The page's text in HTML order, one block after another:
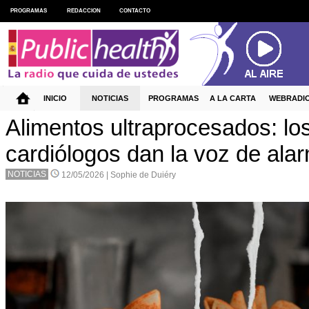
Alimentos ultraprocesados:
cardiólogos dan la voz de
NOTICIAS 12/05/2026 | Sophie de Duiéry
PROGRAMAS REDACCION CONTACTO
INICIO NOTICIAS PROGRAMAS A LA CARTA